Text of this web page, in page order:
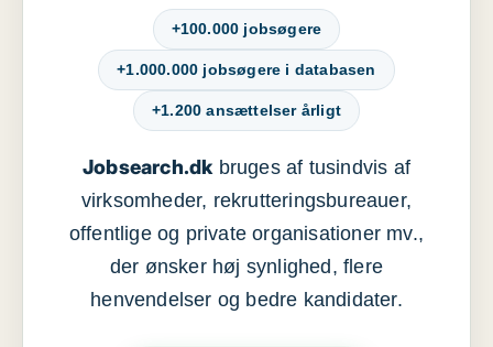
+100.000 jobsøgere
+1.000.000 jobsøgere i databasen
+1.200 ansættelser årligt
Jobsearch.dkbruges af tusindvis af
virksomheder, rekrutteringsbureauer,
offentlige og private organisationer mv.,
der ønsker høj synlighed, flere
henvendelser og bedre kandidater.